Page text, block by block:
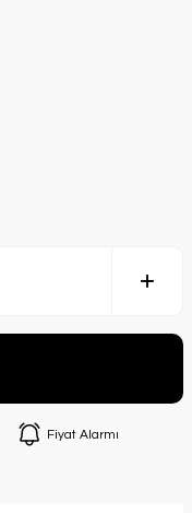
Fiyat Alarmı